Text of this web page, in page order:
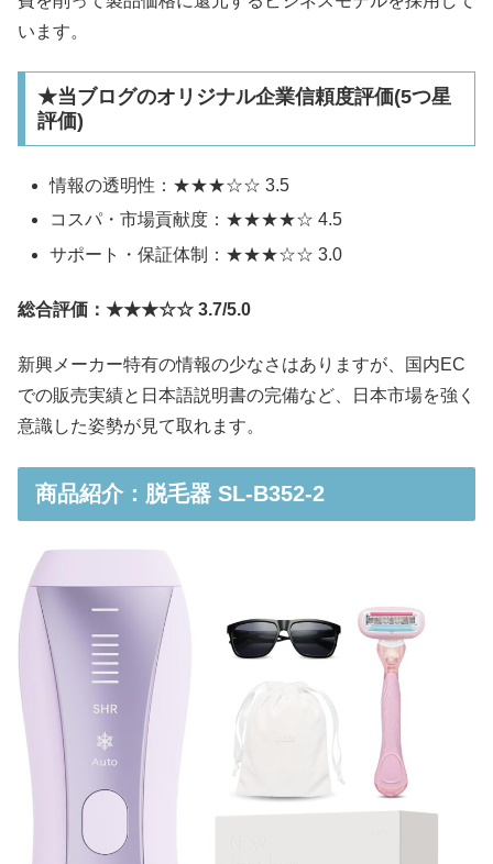
います。
★当ブログのオリジナル企業信頼度評価(5つ星
評価)
情報の透明性：★★★☆☆ 3.5
コスパ・市場貢献度：★★★★☆ 4.5
サポート・保証体制：★★★☆☆ 3.0
総合評価：★★★☆☆ 3.7/5.0
新興メーカー特有の情報の少なさはありますが、国内EC
での販売実績と日本語説明書の完備など、日本市場を強く
意識した姿勢が見て取れます。
商品紹介：脱毛器 SL-B352-2